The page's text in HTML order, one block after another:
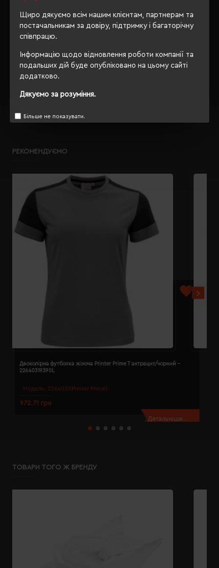
Щиро дякуємо всім нашим клієнтам, партнерам та
постачальникам за довіру, підтримку і багаторічну
співпрацю.
Інформацію щодо відновлення роботи компанії та
подальших дій буде опубліковано на цьому сайті
додатково.
Дякуємо за розуміння.
Більше не показувати.
Сертифікація
OEKO-TEX® Standard 100,
ОПИС
ВІДГУКИ
РЕКОМЕНДУЄМО
Модель: 2264031(Printer Prime)
Двоколірна футболка жіноча Printer Prime T антрацит/чорний -
22640319390L
972.71 грн
Детальніше...
ТОВАРИ ТОГО Ж БРЕНДУ